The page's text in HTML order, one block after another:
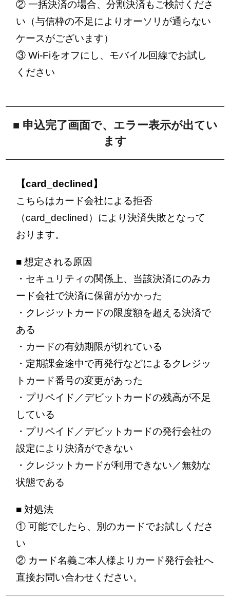
② 一括決済の場合、分割決済もご検討くださ
い（与信枠の不足によりオーソリが通らない
ケースがございます）
③ Wi-Fiをオフにし、モバイル回線でお試し
ください
■ 申込完了画面で、エラー表示が出てい
ます
【card_declined】
こちらはカード会社による拒否
（card_declined）により決済失敗となって
おります。
■ 想定される原因
・セキュリティの関係上、当該決済にのみカ
ード会社で決済に保留がかかった
・クレジットカードの限度額を超える決済で
ある
・カードの有効期限が切れている
・定期課金途中で再発行などによるクレジッ
トカード番号の変更があった
・プリペイド／デビットカードの残高が不足
している
・プリペイド／デビットカードの発行会社の
設定により決済ができない
・クレジットカードが利用できない／無効な
状態である
■ 対処法
① 可能でしたら、別のカードでお試しくださ
い
② カード名義ご本人様よりカード発行会社へ
直接お問い合わせください。